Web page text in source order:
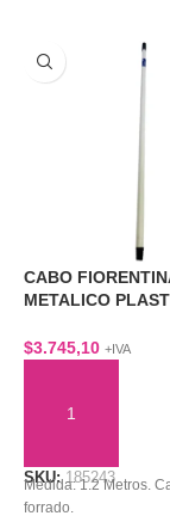
CABO
METALICO
$3.745,10 +IVA
SKU:185243
Medida: 1.2 Metros.
forrado.